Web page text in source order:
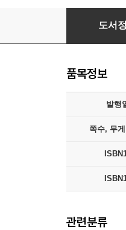
Kopf hoch
도서
품목정보
발행
쪽수, 무게
관련분류